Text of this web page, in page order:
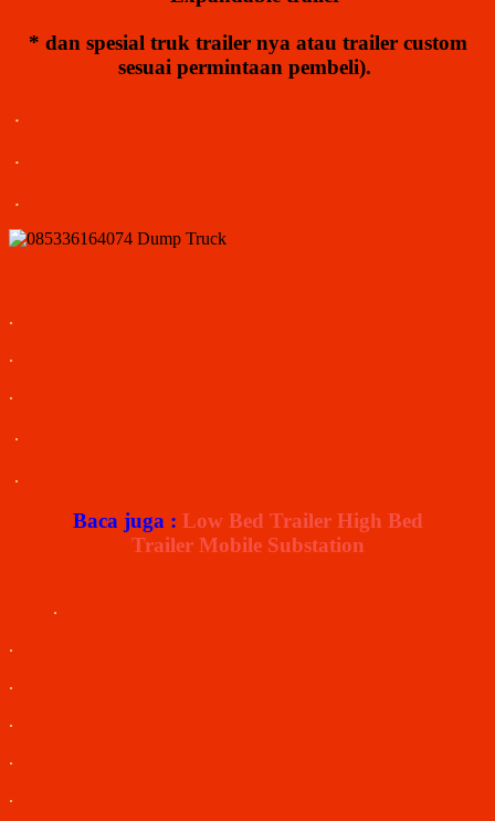
* dan spesial truk trailer nya atau trailer custom
sesuai permintaan pembeli).
.
.
.
.
.
.
.
.
Baca juga : Low Bed Trailer High Bed
Trailer Mobile Substation
.
.
.
.
.
.